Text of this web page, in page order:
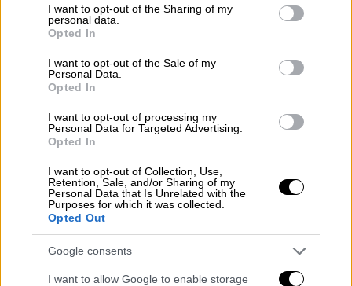
not limited to your visit or usage behaviour. You may click to
grant or deny consent to Google and its third-party tags to
use your data for below specified purposes in below Google
consent section.
I want to opt-out of the Sharing of my
personal data.
Opted In
I want to opt-out of the Sale of my
Personal Data.
Opted In
I want to opt-out of processing my
Personal Data for Targeted Advertising.
Opted In
I want to opt-out of Collection, Use,
Retention, Sale, and/or Sharing of my
Personal Data that Is Unrelated with the
Purposes for which it was collected.
Opted Out
Google consents
I want to allow Google to enable storage
Τα έγγραφα σκιαγραφούν τον «εσωτερικό
κύκλο» του Έπσταϊν, αποτυπώνουν
αποκαλύπτουν εκτενή αλληλογραφία με
ισχυρά πρόσωπα